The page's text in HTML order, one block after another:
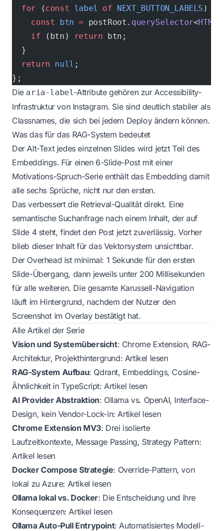
  for
(const label of NEXT_BUTTON_LABELS ) {
    const
btn = postRoot. querySelector<
    if
(btn) return btn;
  }
  return
null ;
};
Die aria-label -Attribute gehören zur Accessibility-
Infrastruktur von Instagram. Sie sind deutlich stabiler als
Classnames, die sich bei jedem Deploy ändern können.
Was das für das RAG-System bedeutet
Der Alt-Text jedes einzelnen Slides wird jetzt Teil des
Embeddings. Für einen 6-Slide-Post mit einer
Motivations-Spruch-Serie enthält das Embedding damit
alle sechs Sprüche, nicht nur den ersten.
Das verbessert die Retrieval-Qualität direkt. Eine
semantische Suchanfrage nach einem Inhalt, der auf
Slide 4 steht, findet den Post jetzt zuverlässig. Vorher
blieb dieser Inhalt für das Vektorsystem unsichtbar.
Der Overhead ist minimal: 1 Sekunde für den ersten
Slide-Übergang, dann jeweils unter 200 Millisekunden
für alle weiteren. Die gesamte Karussell-Navigation
läuft im Hintergrund, nachdem der Nutzer den
Screenshot im Overlay bestätigt hat.
Alle Artikel der Serie
Vision und Systemübersicht: Chrome Extension, RAG-
Architektur, Projekthintergrund: Artikel lesen
RAG-System Aufbau: Qdrant, Embeddings, Cosine-
Ähnlichkeit in TypeScript: Artikel lesen
AI Provider Abstraktion: Ollama vs. OpenAI, Interface-
Design, kein Vendor-Lock-in: Artikel lesen
Chrome Extension MV3: Drei isolierte
Laufzeitkontexte, Message Passing, Strategy Pattern:
Artikel lesen
Docker Compose Strategie: Override-Pattern, von
lokal zu Azure: Artikel lesen
Ollama lokal vs. Docker: Die Entscheidung und ihre
Konsequenzen: Artikel lesen
Ollama Auto-Pull Entrypoint: Automatisiertes Modell-